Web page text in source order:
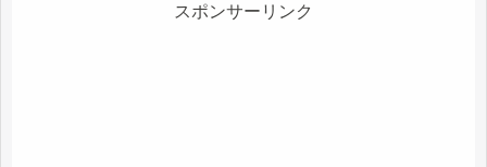
スポンサーリンク